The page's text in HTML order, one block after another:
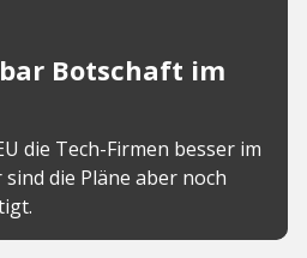
Botschaft im
die Tech-Firmen besser im
die Pläne aber noch